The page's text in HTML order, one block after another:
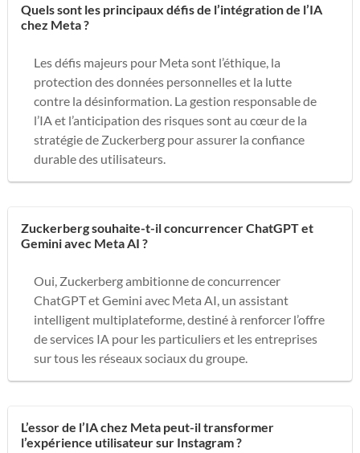
Quels sont les principaux défis de l’intégration de l’IA
chez Meta ?
Les défis majeurs pour Meta sont l’éthique, la
protection des données personnelles et la lutte
contre la désinformation. La gestion responsable de
l’IA et l’anticipation des risques sont au cœur de la
stratégie de Zuckerberg pour assurer la confiance
durable des utilisateurs.
Zuckerberg souhaite-t-il concurrencer ChatGPT et
Gemini avec Meta AI ?
Oui, Zuckerberg ambitionne de concurrencer
ChatGPT et Gemini avec Meta AI, un assistant
intelligent multiplateforme, destiné à renforcer l’offre
de services IA pour les particuliers et les entreprises
sur tous les réseaux sociaux du groupe.
L’essor de l’IA chez Meta peut-il transformer
l’expérience utilisateur sur Instagram ?